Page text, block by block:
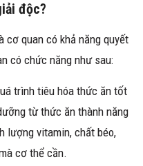
độc?
cơ quan có khả năng quyết
có chức năng như sau:
trình tiêu hóa thức ăn tốt
từ thức ăn thành năng
lượng vitamin, chất béo,
cơ thể cần.